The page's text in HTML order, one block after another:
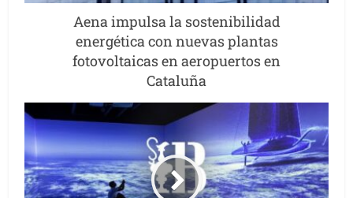
Aena impulsa la sostenibilidad
energética con nuevas plantas
fotovoltaicas en aeropuertos en
Cataluña